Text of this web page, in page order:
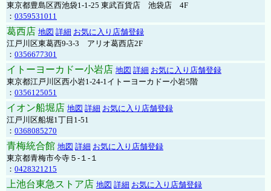
東京都豊島区西池袋1-1-25 東武百貨店 池袋店 4F
： 0359531011
葛西店 地図 詳細 お気に入り店舗登録
江戸川区東葛西9-3-3 アリオ葛西店2F
： 0356677301
イトーヨーカドー小岩店 地図 詳細 お気に入り店舗登録
東京都江戸川区西小岩1-24-1イトーヨーカドー小岩5階
： 0356125051
イオン船堀店 地図 詳細 お気に入り店舗登録
江戸川区船堀1丁目1-51
： 0368085270
青梅統合館 地図 詳細 お気に入り店舗登録
東京都青梅市今寺５-１-１
： 0428321215
上池台東急ストア店 地図 詳細 お気に入り店舗登録